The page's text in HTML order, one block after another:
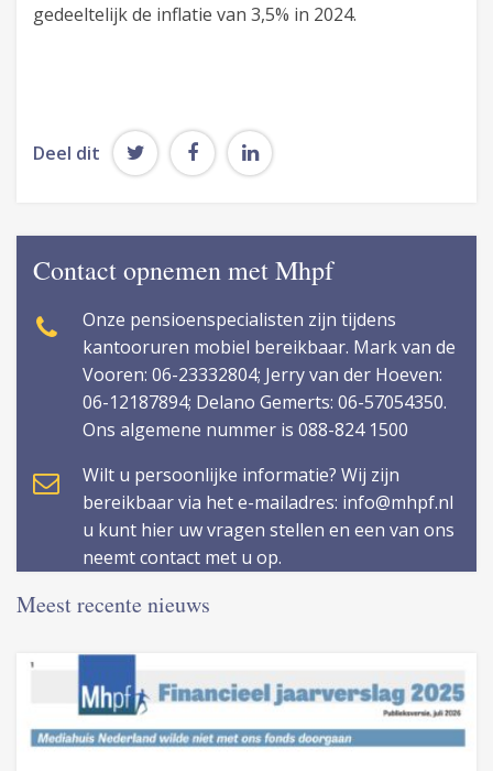
gedeeltelijk de inflatie van 3,5% in 2024.
Deel dit
Contact opnemen met Mhpf
Onze pensioenspecialisten zijn tijdens
kantooruren mobiel bereikbaar. Mark van de
Vooren: 06-23332804; Jerry van der Hoeven:
06-12187894; Delano Gemerts: 06-57054350.
Ons algemene nummer is 088-824 1500
Wilt u persoonlijke informatie? Wij zijn
bereikbaar via het e-mailadres: info@mhpf.nl
u kunt hier uw vragen stellen en een van ons
neemt contact met u op.
Meest recente nieuws